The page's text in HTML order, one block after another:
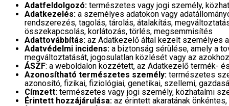
Adatfeldolgozó: természetes vagy jogi személy,
Adatkezelés: a személyes adatokon vagy
rendszerezés, tagolás, tárolás, átalakítás,
összekapcsolás, korlátozás, törlés, megsemmisítés
Adattovábbítás: az Adatkezelő által kezelt személyes
Adatvédelmi incidens: a biztonság sérülése, amely a
megváltoztatását, jogosulatlan közlését vagy az
ÁSZF: a weboldalon közzétett, az Adatkezelő termék-
Azonosítható természetes személy: természetes
azonosító, fizikai, fiziológiai, genetikai, szellemi,
Címzett: természetes vagy jogi személy, közhatalmi
Érintett hozzájárulása: az érintett akaratának